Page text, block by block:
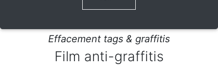
Effacement tags & graffitis
Film anti-graffitis